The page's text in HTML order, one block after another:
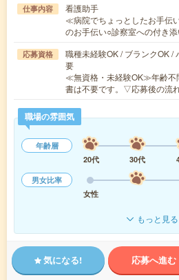
仕事内容
看護助手
≪病院でちょっとしたお手伝
のお手伝い○診察室への付き
応募資格
職種未経験OK / ブランクOK /
要
≪無資格・未経験OK≫年齢
書は不要です。▽応募後の流
職場の雰囲気
年齢層
20代
30代
男女比率
女性
もっと見る
気になる! 応募へ進む